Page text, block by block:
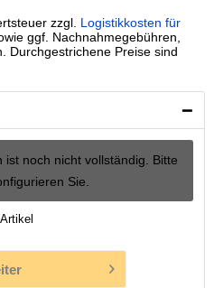
zzgl. Logistikkosten für
ggf. Nachnahmegebühren,
Durchgestrichene Preise sind
ist noch nicht vollständig. Bitte
Sie.
Artikel